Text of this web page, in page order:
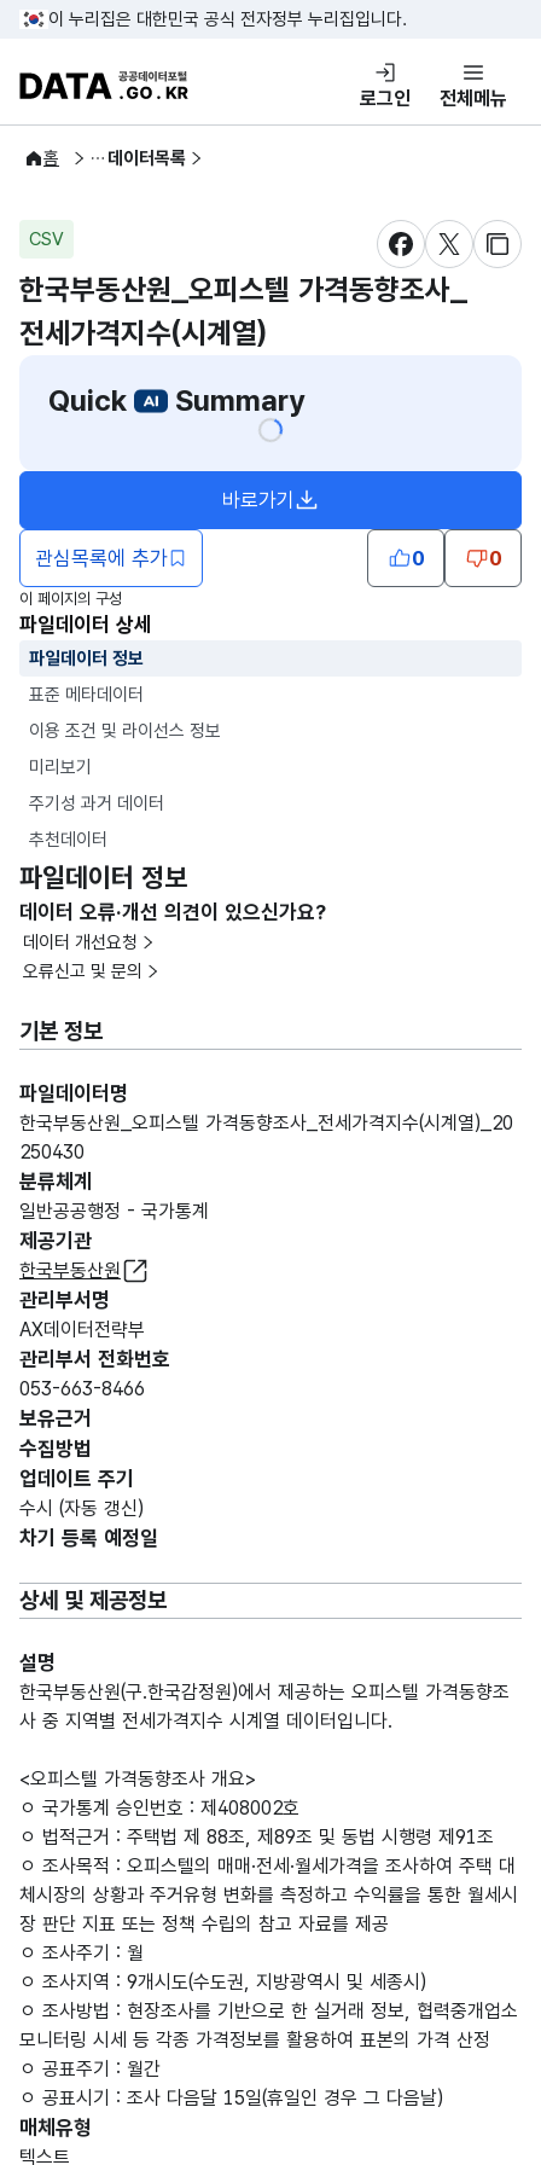
콘텐츠 바로가기
푸터 바로가기
이 누리집은 대한민국 공식 전자정부 누리집입니다.
DATA.GO.KR 공공데이터포털
로그인 전체메뉴
홈
공공데이터 데이터목록
CSV
새창 열림새창 열림
새창
한국부동산원_오피스텔 가격동향조사_
전세가격지수(시계열)
Quick
Summary
관심목록에 추가
새창열림
바로가기
0 0
이 페이지의 구성
파일데이터 상세
파일데이터 정보
표준 메타데이터
이용 조건 및 라이선스 정보
미리보기
주기성 과거 데이터
추천데이터
파일데이터 정보
데이터 오류·개선 의견이 있으신가요?
데이터 개선요청
오류신고 및 문의
기본 정보
파일데이터명
한국부동산원_오피스텔 가격동향조사_전세가격지수(시계열)_20
250430
분류체계
일반공공행정 - 국가통계
제공기관
한국부동산원
관리부서명
AX데이터전략부
관리부서 전화번호
053-663-8466
보유근거
수집방법
업데이트 주기
수시 (자동 갱신)
차기 등록 예정일
상세 및 제공정보
설명
한국부동산원(구.한국감정원)에서 제공하는 오피스텔 가격동향조
사 중 지역별 전세가격지수 시계열 데이터입니다.
<오피스텔 가격동향조사 개요>
ㅇ 국가통계 승인번호 : 제408002호
ㅇ 법적근거 : 주택법 제 88조, 제89조 및 동법 시행령 제91조
ㅇ 조사목적 : 오피스텔의 매매·전세·월세가격을 조사하여 주택 대
체시장의 상황과 주거유형 변화를 측정하고 수익률을 통한 월세시
장 판단 지표 또는 정책 수립의 참고 자료를 제공
ㅇ 조사주기 : 월
ㅇ 조사지역 : 9개시도(수도권, 지방광역시 및 세종시)
ㅇ 조사방법 : 현장조사를 기반으로 한 실거래 정보, 협력중개업소
모니터링 시세 등 각종 가격정보를 활용하여 표본의 가격 산정
ㅇ 공표주기 : 월간
ㅇ 공표시기 : 조사 다음달 15일(휴일인 경우 그 다음날)
매체유형
텍스트